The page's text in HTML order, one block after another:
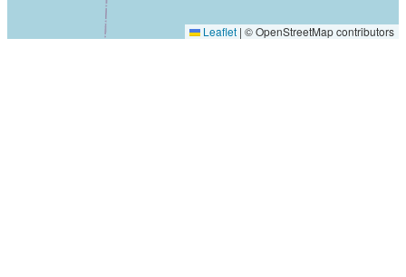
Leaflet | © OpenStreetMap contributors